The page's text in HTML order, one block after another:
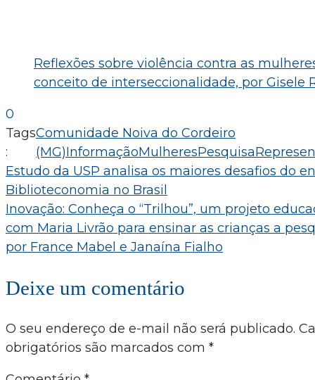
Reflexões sobre violência contra as
conceito de interseccionalidade, por Gisele
0
Tags
:
Comunidade Noiva do Cordeiro
(MG)InformaçãoMulheresPesquisa
Navegação
de
Post
Estudo da USP analisa os maiores desafios do
Biblioteconomia no Brasil
Inovação: Conheça o “Trilhou”, um projeto
com Maria Livrão para ensinar as crianças a
por France Mabel e Janaína Fialho
Deixe um comentário
O seu endereço de e-mail não será publicado.
obrigatórios são marcados com *